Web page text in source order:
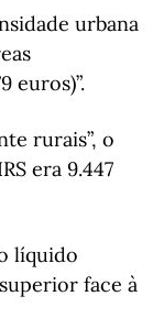
urbana
euros)”.
rurais”, o
era 9.447
líquido
face à